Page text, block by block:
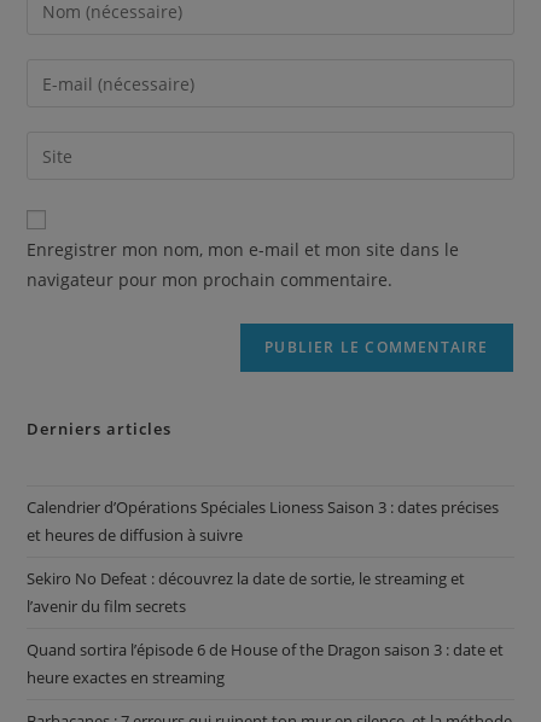
Enregistrer mon nom, mon e-mail et mon site dans le
navigateur pour mon prochain commentaire.
Derniers articles
Calendrier d’Opérations Spéciales Lioness Saison 3 : dates précises
et heures de diffusion à suivre
Sekiro No Defeat : découvrez la date de sortie, le streaming et
l’avenir du film secrets
Quand sortira l’épisode 6 de House of the Dragon saison 3 : date et
heure exactes en streaming